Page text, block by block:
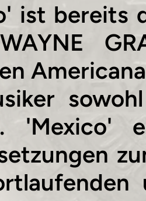
ist bereits
'Mexico'